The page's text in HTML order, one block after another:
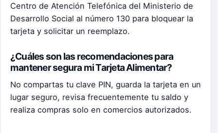
Centro de Atención Telefónica del Ministerio de
Desarrollo Social al número 130 para bloquear la
tarjeta y solicitar un reemplazo.
¿Cuáles son las recomendaciones para
mantener segura mi Tarjeta Alimentar?
No compartas tu clave PIN, guarda la tarjeta en un
lugar seguro, revisa frecuentemente tu saldo y
realiza compras solo en comercios autorizados.